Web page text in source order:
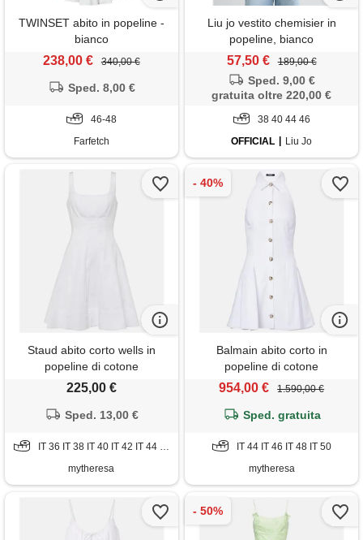
TWINSET abito in popeline -
bianco
238,00 € 340,00 €
Sped. 8,00 €
46-48
Farfetch
Liu jo vestito chemisier in
popeline, bianco
57,50 € 189,00 €
Sped. 9,00 €
gratuita oltre 220,00 €
38 40 44 46
OFFICIAL
Liu Jo
Staud abito corto wells in
popeline di cotone
225,00 €
Sped. 13,00 €
IT 36 IT 38 IT 40 IT 42 IT 44 IT 46 IT 50 IT 52
mytheresa
Balmain abito corto in
popeline di cotone
954,00 € 1.590,00 €
Sped. gratuita
IT 44 IT 46 IT 48 IT 50
mytheresa